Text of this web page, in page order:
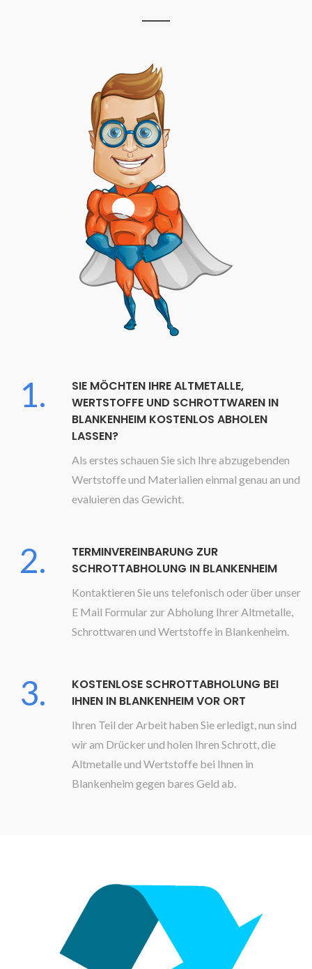
1.
SIE MÖCHTEN IHRE ALTMETALLE,
WERTSTOFFE UND SCHROTTWAREN IN
BLANKENHEIM KOSTENLOS ABHOLEN
LASSEN?
Als erstes schauen Sie sich Ihre abzugebenden
Wertstoffe und Materialien einmal genau an und
evaluieren das Gewicht.
2.
TERMINVEREINBARUNG ZUR
SCHROTTABHOLUNG IN BLANKENHEIM
Kontaktieren Sie uns telefonisch oder über unser
E Mail Formular zur Abholung Ihrer Altmetalle,
Schrottwaren und Wertstoffe in Blankenheim.
3.
KOSTENLOSE SCHROTTABHOLUNG BEI
IHNEN IN BLANKENHEIM VOR ORT
Ihren Teil der Arbeit haben Sie erledigt, nun sind
wir am Drücker und holen Ihren Schrott, die
Altmetalle und Wertstoffe bei Ihnen in
Blankenheim gegen bares Geld ab.